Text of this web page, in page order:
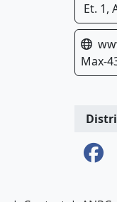
Et. 1,
Max-